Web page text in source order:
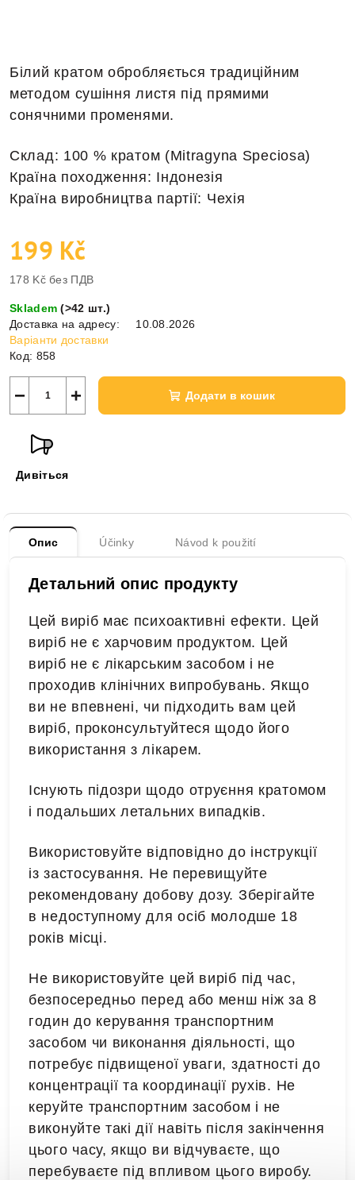
Білий кратом обробляється традиційним
методом сушіння листя під прямими
сонячними променями.
Склад: 100 % кратом (Mitragyna Speciosa)
Країна походження: Індонезія
Країна виробництва партії: Чехія
199 Kč
178 Kč без ПДВ
ціну:
Skladem(>42 шт.)
Доставка на адресу:
10.08.2026
Варіанти доставки
Код: 858
+
− Додати в кошик
Дивіться
Опис Účinky Návod k použití
Детальний опис продукту
Цей виріб має психоактивні ефекти. Цей
виріб не є харчовим продуктом. Цей
виріб не є лікарським засобом і не
проходив клінічних випробувань. Якщо
ви не впевнені, чи підходить вам цей
виріб, проконсультуйтеся щодо його
використання з лікарем.
Існують підозри щодо отруєння кратомом
і подальших летальних випадків.
Використовуйте відповідно до інструкції
із застосування. Не перевищуйте
рекомендовану добову дозу. Зберігайте
в недоступному для осіб молодше 18
років місці.
Не використовуйте цей виріб під час,
безпосередньо перед або менш ніж за 8
годин до керування транспортним
засобом чи виконання діяльності, що
потребує підвищеної уваги, здатності до
концентрації та координації рухів. Не
керуйте транспортним засобом і не
виконуйте такі дії навіть після закінчення
цього часу, якщо ви відчуваєте, що
перебуваєте під впливом цього виробу.